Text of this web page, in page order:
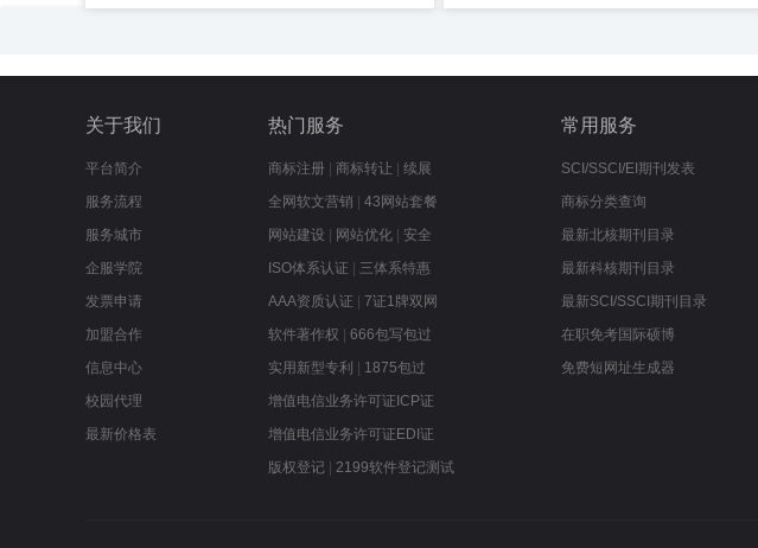
关于我们
平台简介
服务流程
服务城市
企服学院
发票申请
加盟合作
信息中心
校园代理
最新价格表
热门服务
商标注册 商标转让
续展
全网软文营销
43网站套餐
网站建设
网站优化
安全
ISO体系认证
三体系特惠
AAA资质认证
7证1牌双网
软件著作权
666包写包过
实用新型专利
1875包过
增值电信业务许可证ICP证
增值电信业务许可证EDI证
版权登记
2199软件登记测试
常用服务
SCI/SSCI/EI期刊发表
商标分类查询
最新北核期刊目录
最新科核期刊目录
最新SCI/SSCI期刊目录
在职免考国际硕博
免费短网址生成器